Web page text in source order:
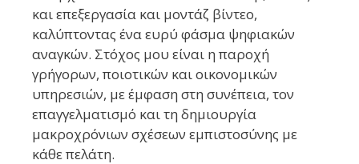
και επεξεργασία και μοντάζ βίντεο,
καλύπτοντας ένα ευρύ φάσμα ψηφιακών
αναγκών. Στόχος μου είναι η παροχή
γρήγορων, ποιοτικών και οικονομικών
υπηρεσιών, με έμφαση στη συνέπεια, τον
επαγγελματισμό και τη δημιουργία
μακροχρόνιων σχέσεων εμπιστοσύνης με
κάθε πελάτη.